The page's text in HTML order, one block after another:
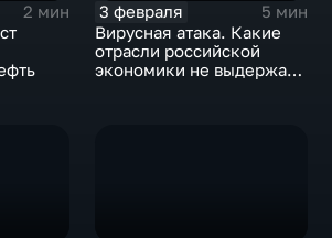
2 мин
3 февраля
5 мин
Вирусная атака. Какие
отрасли российской
экономики не выдержат